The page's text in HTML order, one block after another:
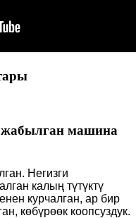
жабылган машина
Негизги
калың түтүктү
курчалган, ар бир
көбүрөөк коопсуздук.